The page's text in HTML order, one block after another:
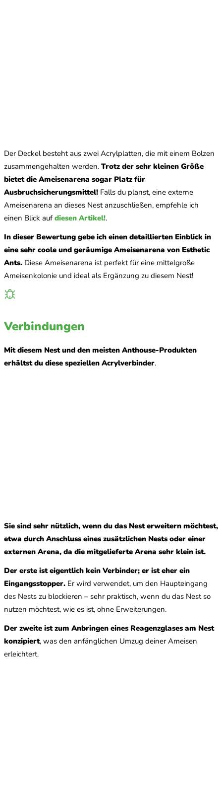
Der Deckel besteht aus zwei Acrylplatten, die mit einem Bolzen
zusammengehalten werden. Trotz der sehr kleinen Größe
bietet die Ameisenarena sogar Platz für
Ausbruchsicherungsmittel! Falls du planst, eine externe
Ameisenarena an dieses Nest anzuschließen, empfehle ich
einen Blick aufdiesen Artikel!.
In dieser Bewertung gebe ich einen detaillierten Einblick in
eine sehr coole und geräumige Ameisenarena von Esthetic
Ants. Diese Ameisenarena ist perfekt für eine mittelgroße
Ameisenkolonie und ideal als Ergänzung zu diesem Nest!
Verbindungen
Mit diesem Nest und den meisten Anthouse-Produkten
erhältst du diese speziellen Acrylverbinder.
Sie sind sehr nützlich, wenn du das Nest erweitern möchtest,
etwa durch Anschluss eines zusätzlichen Nests oder einer
externen Arena, da die mitgelieferte Arena sehr klein ist.
Der erste ist eigentlich kein Verbinder; er ist eher ein
Eingangsstopper. Er wird verwendet, um den Haupteingang
des Nests zu blockieren – sehr praktisch, wenn du das Nest so
nutzen möchtest, wie es ist, ohne Erweiterungen.
Der zweite ist zum Anbringen eines Reagenzglases am Nest
konzipiert, was den anfänglichen Umzug deiner Ameisen
erleichtert.